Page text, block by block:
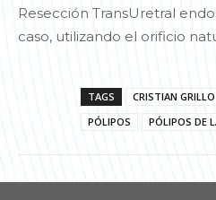
Resección TransUretral
caso, utilizando el orificio
TAGS CRISTIAN GRILLO
PÓLIPOS
PÓLIPOS DE